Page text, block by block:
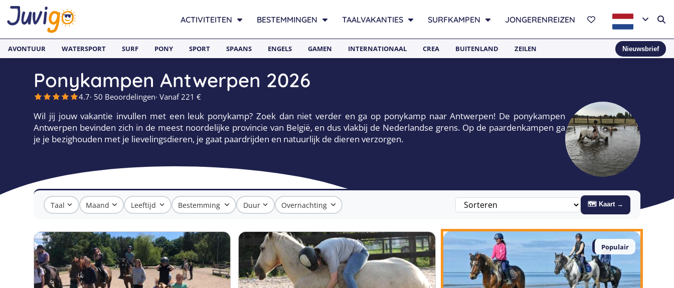
ACTIVITEITEN BESTEMMINGEN TAALVAKANTIES SURFKAMPEN JONGERENREIZEN
AVONTUUR WATERSPORT SURF PONY SPORT SPAANS ENGELS GAMEN INTERNATIONAAL CREA BUITENLAND ZEILEN Nieuwsbrief
Ponykampen Antwerpen 2026
4.7· 50 Beoordelingen· Vanaf 221 €
Wil jij jouw vakantie invullen met een leuk ponykamp? Zoek dan niet verder en ga op ponykamp naar Antwerpen! De ponykampen
Antwerpen bevinden zich in de meest noordelijke provincie van België, en dus vlakbij de Nederlandse grens. Op de paardenkampen ga
je je bezighouden met je lievelingsdieren, je gaat paardrijden en natuurlijk de dieren verzorgen.
Taal Maand Leeftijd Bestemming Duur Overnachting 🗺 Kaart →
Populair